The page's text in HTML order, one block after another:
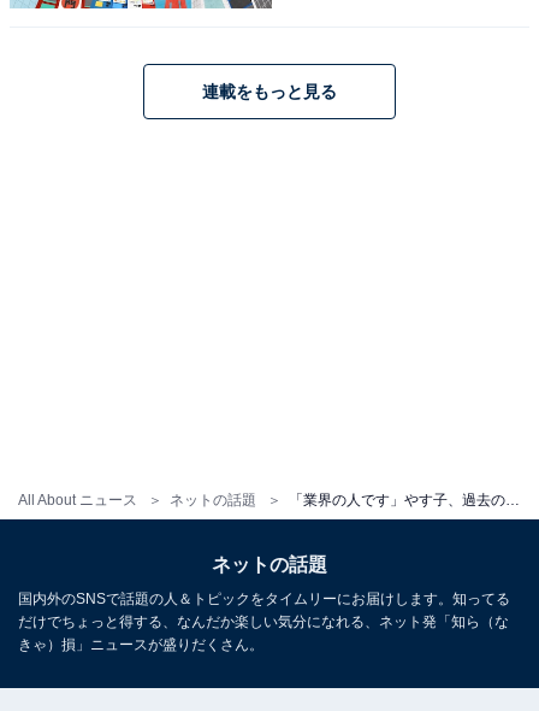
All About ニュース ネットの話題
連載をもっと見る
ネットの話題
国内外のSNSで話題の人＆トピックをタイムリーにお届けします。知ってる
だけでちょっと得する、なんだか楽しい気分になれる、ネット発「知ら（な
きゃ）損」ニュースが盛りだくさん。